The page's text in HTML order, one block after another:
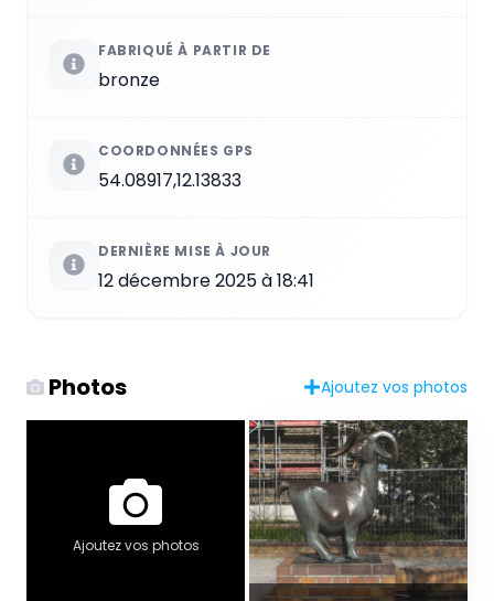
FABRIQUÉ À PARTIR DE
bronze
COORDONNÉES GPS
54.08917,12.13833
DERNIÈRE MISE À JOUR
12 décembre 2025 à 18:41
Photos Ajoutez vos photos
Ajoutez vos photos